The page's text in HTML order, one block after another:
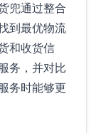
兜通过整合
到最优物流
和收货信
务，并对比
务时能够更